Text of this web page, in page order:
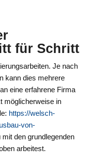
für Schritt
Je nach
kann dies mehrere
eine erfahrene Firma
möglicherweise in
https://welsch-
von-
den grundlegenden
arbeitest.